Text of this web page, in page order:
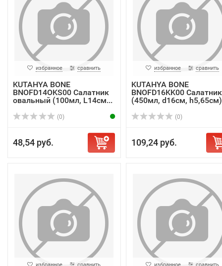
избранное сравнить
KUTAHYA BONE
BNOFD14OKS00 Салатник
овальный (100мл, L14см...
(0)
48,54 руб.
избранное сравнить
KUTAHYA BONE
BNOFD16KK00 Салатник
(450мл, d16см,
(0)
109,24 руб.